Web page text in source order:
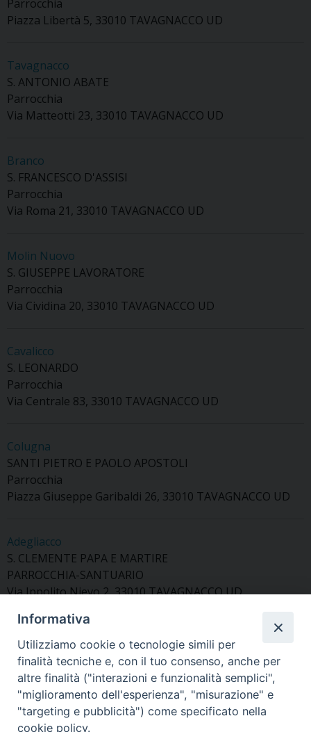
Parrocchia
Piazza Libertà 5, 33010 TAVAGNACCO UD
Tavagnacco
S. ANTONIO ABATE
Parrocchia
Via Matteotti 23, 33010 TAVAGNACCO UD
Branco
S. FRANCESCO D'ASSISI
Parrocchia
Via Roma 21, 33010 TAVAGNACCO UD
Molin Nuovo
S. GIUSEPPE LAVORATORE
Parrocchia
Via Cividina 20, 33010 TAVAGNACCO UD
Cavalicco
S. LEONARDO
Parrocchia
Via Centrale 83, 33010 TAVAGNACCO UD
Colugna
SANTI PIETRO E PAOLO APOSTOLI
Parrocchia
Piazza Giuseppe Garibaldi 26, 33010 TAVAGNACCO UD
Adegliacco
S. CLEMENTE PAPA E MARTIRE
PARROCCHIA-SANTUARIO
Via Ippolito Nievo 2, 33010 TAVAGNACCO UD
CP di Pasian di Prato Resia
Informativa
Utilizziamo cookie o tecnologie simili per
finalità tecniche e, con il tuo consenso, anche per
altre finalità ("interazioni e funzionalità semplici",
"miglioramento dell'esperienza", "misurazione" e
"targeting e pubblicità") come specificato nella
cookie policy.